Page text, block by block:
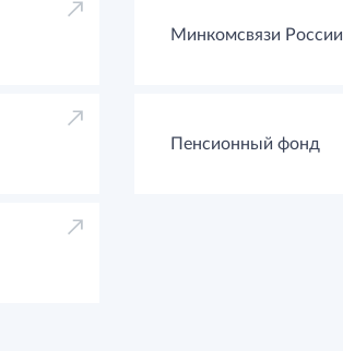
Минкомсвязи России
Пенсионный фонд